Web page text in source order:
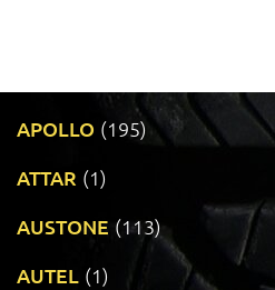
APOLLO (195)
ATTAR (1)
AUSTONE (113)
AUTEL (1)